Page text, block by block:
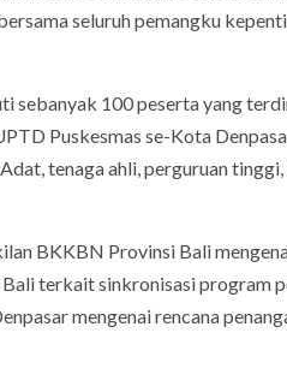
seluruh pemangku
sebanyak 100 peserta yang
Puskesmas se-Kota
tenaga ahli, perguruan
BKKBN Provinsi Bali
terkait sinkronisasi program
mengenai rencana